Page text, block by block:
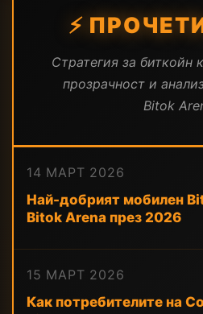
⚡
Стратегия за биткойн
прозрачност и
Bitok
14 МАРТ 2026
Най-добрият мобилен
Bitok Arena през 2026
15 МАРТ 2026
Как потребителите на